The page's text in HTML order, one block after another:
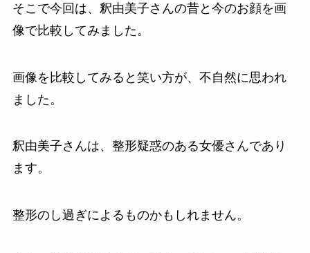
そこで今回は、釈由美子さんの昔と今のお顔を画
像で比較してみました。
画像を比較してみると笑い方が、不自然に思われ
ました。
釈由美子さんは、整形疑惑のある女優さんであり
ます。
整形のし過ぎによるものかもしれません。